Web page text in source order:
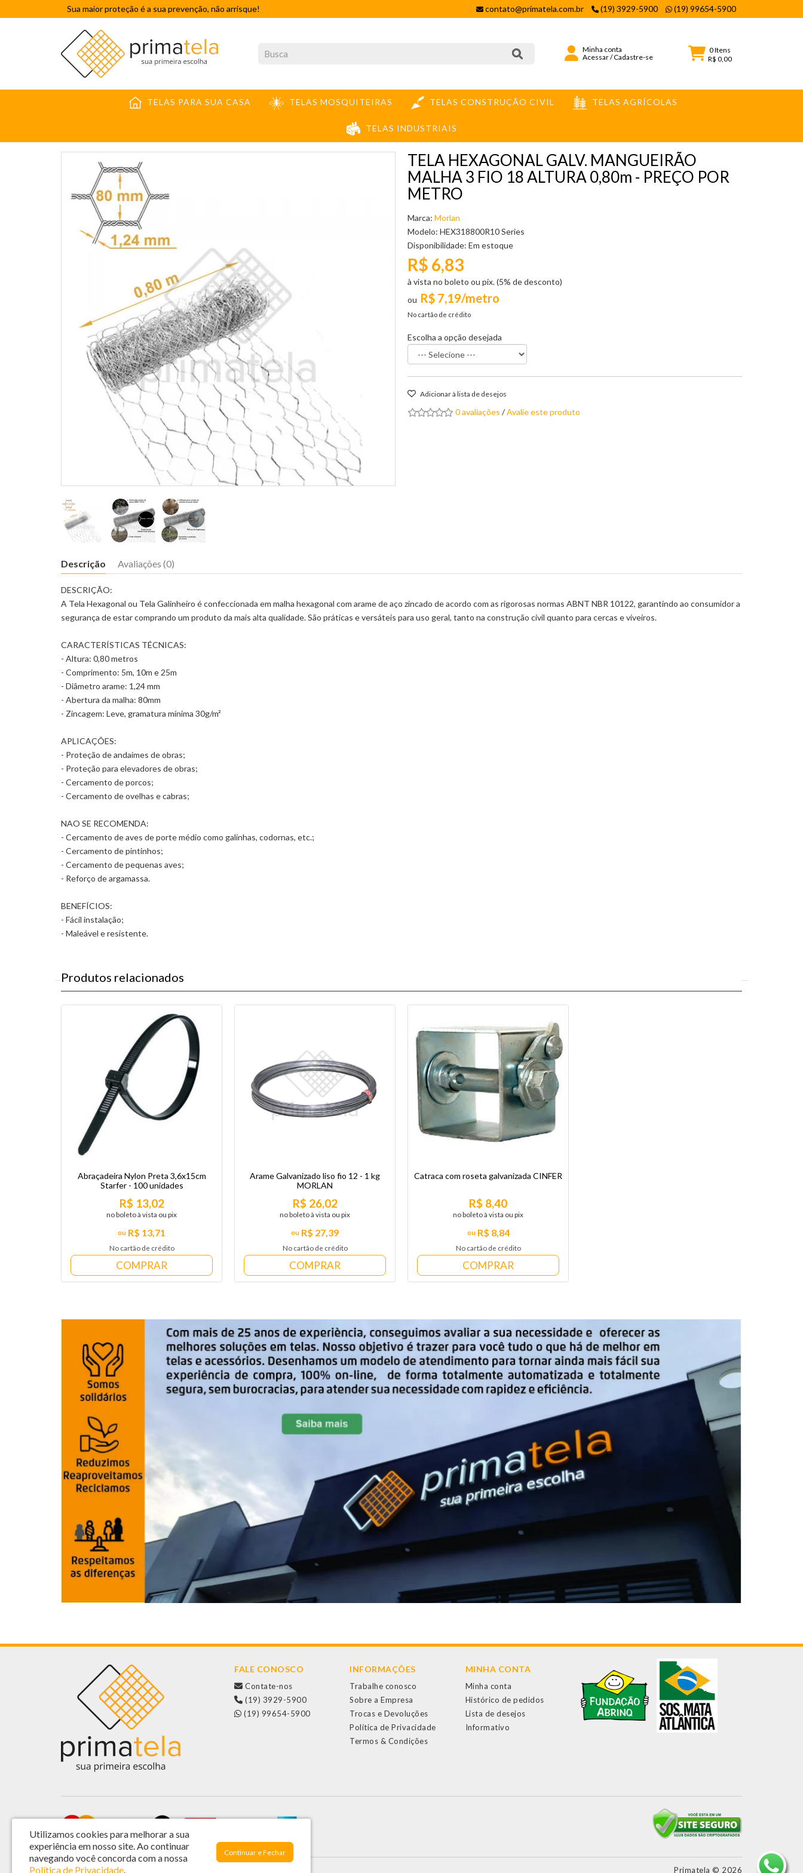
Sua maior proteção é a sua prevenção, não arrisque! contato@primatela.com.br (19) 3929-5900 (19) 99654-5900
Minha conta
Acessar/Cadastre-se
0Itens
R$ 0,00
TELAS PARA SUA CASA TELAS MOSQUITEIRAS TELAS CONSTRUÇÃO CIVIL TELAS AGRÍCOLAS
TELAS INDUSTRIAIS
TELA HEXAGONAL GALV. MANGUEIRÃO MALHA 3 FIO 18 ALTURA 0,80M - PREÇO POR METRO
TELA HEXAGONAL GALV. MANGUEIRÃO
MALHA 3 FIO 18 ALTURA 0,80m - PREÇO POR
METRO
Marca: Morlan
Modelo: HEX318800R10 Series
Disponibilidade: Em estoque
R$ 7,19/metro
No cartão de crédito
R$ 6,83
à vista no boleto ou pix. (5% de desconto)
Escolha a opção desejada
Adicionar à lista de desejos
0 avaliações /Avalie este produto
Descrição Avaliações (0)
DESCRIÇÃO:
A Tela Hexagonal ou Tela Galinheiro é confeccionada em malha hexagonal com arame de aço zincado de acordo com as rigorosas normas ABNT NBR 10122, garantindo ao consumidor a
segurança de estar comprando um produto da mais alta qualidade. São práticas e versáteis para uso geral, tanto na construção civil quanto para cercas e viveiros.
CARACTERÍSTICAS TÉCNICAS:
- Altura: 0,80 metros
- Comprimento: 5m, 10m e 25m
- Diâmetro arame: 1,24 mm
- Abertura da malha: 80mm
- Zincagem: Leve, gramatura mínima 30g/m²
APLICAÇÕES:
- Proteção de andaimes de obras;
- Proteção para elevadores de obras;
- Cercamento de porcos;
- Cercamento de ovelhas e cabras;
NAO SE RECOMENDA:
- Cercamento de aves de porte médio como galinhas, codornas, etc.;
- Cercamento de pintinhos;
- Cercamento de pequenas aves;
- Reforço de argamassa.
BENEFÍCIOS:
- Fácil instalação;
- Maleável e resistente.
Produtos relacionados
Abraçadeira Nylon Preta 3,6x15cm
Starfer - 100 unidades
R$ 13,71
No cartão de crédito
R$ 13,02
no boleto à vista ou pix
COMPRAR
Arame Galvanizado liso fio 12 - 1 kg
MORLAN
R$ 27,39
No cartão de crédito
R$ 26,02
no boleto à vista ou pix
COMPRAR
Catraca com roseta galvanizada CINFER
R$ 8,84
No cartão de crédito
R$ 8,40
no boleto à vista ou pix
COMPRAR
FALE CONOSCO
Contate-nos
(19) 3929-5900
(19) 99654-5900
INFORMAÇÕES
Trabalhe conosco
Sobre a Empresa
Trocas e Devoluções
Política de Privacidade
Termos & Condições
MINHA CONTA
Minha conta
Histórico de pedidos
Lista de desejos
Informativo
Primatela Tela e Componentes Ltda - CNPJ: 46.572.808/0001-44 Primatela © 2026
Utilizamos cookies para melhorar a sua
experiência em nosso site.Ao continuar
navegando você concorda com a nossa
Política de Privacidade.
Continuar e Fechar